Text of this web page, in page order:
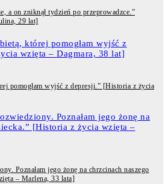
a on zniknął tydzień po przeprowadzce.”
29 lat]
pomogłam wyjść z depresji.” [Historia z życia
Poznałam jego żonę na chrzcinach naszego
– Marlena, 33 lata]